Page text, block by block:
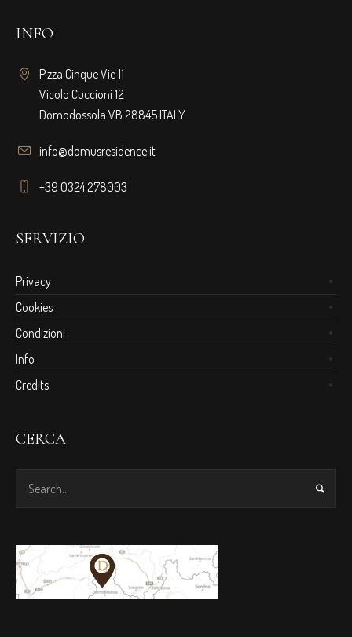
INFO
P.zza Cinque Vie 11
Vicolo Cuccioni 12
Domodossola VB 28845 ITALY
info@domusresidence.it
+39 0324 278003
SERVIZIO
Privacy
Cookies
Condizioni
Info
Credits
CERCA